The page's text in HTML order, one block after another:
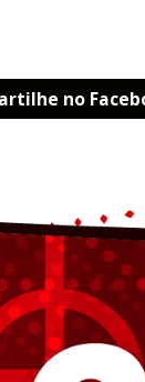
no